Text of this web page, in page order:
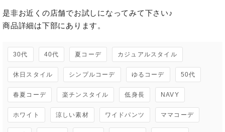
是非お近くの店舗でお試しになってみて下さい♪
商品詳細は下部にあります。
30代 40代 夏コーデ カジュアルスタイル
休日スタイル シンプルコーデ ゆるコーデ 50代
春夏コーデ 楽チンスタイル 低身長 NAVY
ホワイト 涼しい素材 ワイドパンツ ママコーデ